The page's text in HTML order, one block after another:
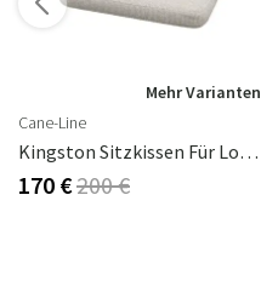
Mehr Varianten
Cane-Line
Kingston Sitzkissen Für Loungesessel Desert Sand Rise
170 €200 €